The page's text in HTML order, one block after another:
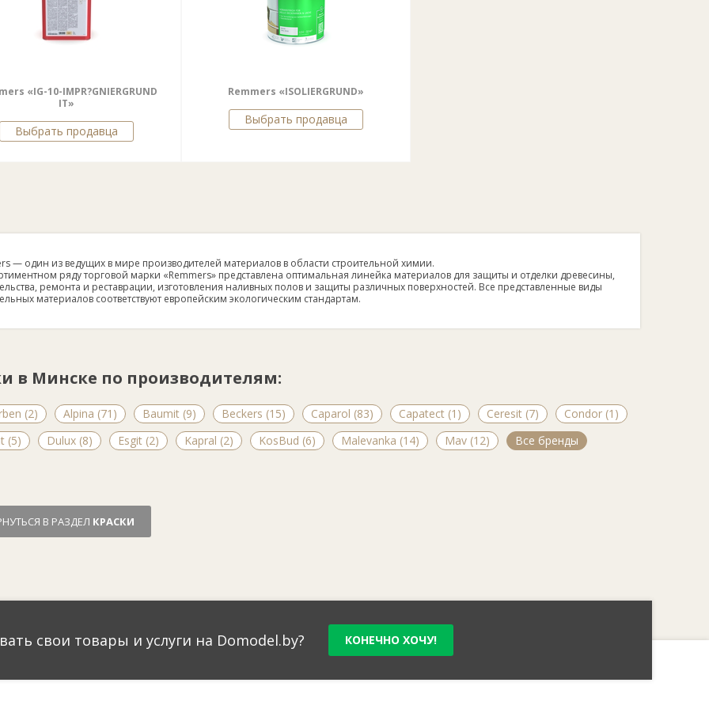
«IG-10-IMPR?GNIERGRUND
IT»
Выбрать продавца
Remmers «ISOLIERGRUND»
Выбрать продавца
— один из ведущих в мире производителей материалов в области строительной химии.
ряду торговой марки «Remmers» представлена оптимальная линейка материалов для защиты и отделки древесины,
ремонта и реставрации, изготовления наливных полов и защиты различных поверхностей. Все представленные виды
материалов соответствуют европейским экологическим стандартам.
в Минске по производителям:
(2) Alpina (71) Baumit (9) Beckers (15) Caparol (83) Capatect (1) Ceresit (7)
Condor (1)
(5)
Dulux (8) Esgit (2) Kapral (2) KosBud (6) Malevanka (14) Mav (12) Все бренды
В РАЗДЕЛ КРАСКИ
свои товары и услуги на Domodel.by? КОНЕЧНО ХОЧУ!